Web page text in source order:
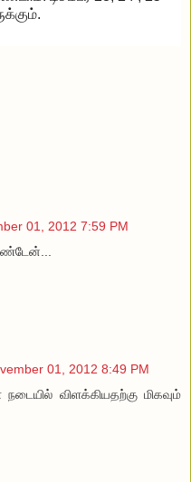
01, 2012 7:59 PM
01, 2012 8:49 PM
விளக்கியதற்கு மிகவும்